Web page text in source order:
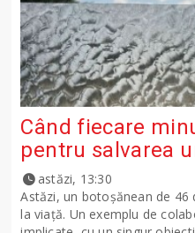
Când fiecare
pentru salvarea
astăzi, 13:30
Astăzi, un botoșănean de
la viață. Un exemplu de